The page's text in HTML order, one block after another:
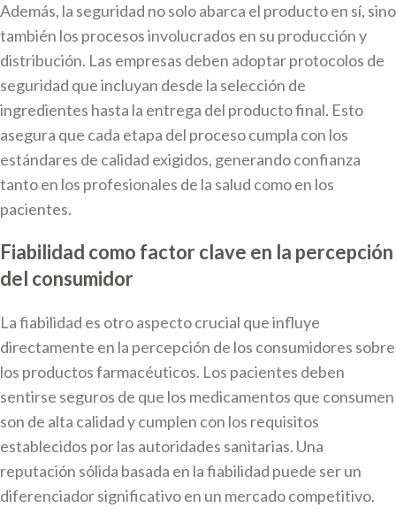
Además, la seguridad no solo abarca el producto en sí, sino
también los procesos involucrados en su producción y
distribución. Las empresas deben adoptar protocolos de
seguridad que incluyan desde la selección de
ingredientes hasta la entrega del producto final. Esto
asegura que cada etapa del proceso cumpla con los
estándares de calidad exigidos, generando confianza
tanto en los profesionales de la salud como en los
pacientes.
Fiabilidad como factor clave en la percepción
del consumidor
La fiabilidad es otro aspecto crucial que influye
directamente en la percepción de los consumidores sobre
los productos farmacéuticos. Los pacientes deben
sentirse seguros de que los medicamentos que consumen
son de alta calidad y cumplen con los requisitos
establecidos por las autoridades sanitarias. Una
reputación sólida basada en la fiabilidad puede ser un
diferenciador significativo en un mercado competitivo.